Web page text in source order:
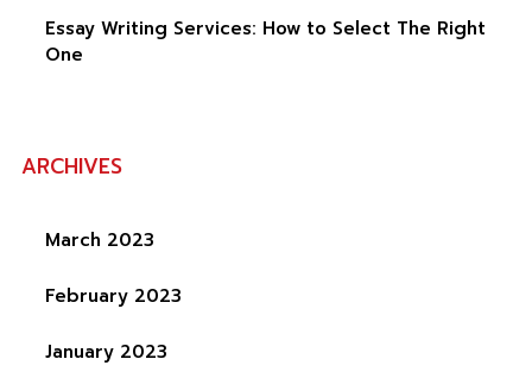
Essay Writing Services: How to Select The Right
One
ARCHIVES
March 2023
February 2023
January 2023